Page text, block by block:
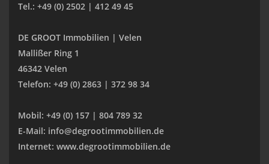
Tel.: +49 (0) 2502 | 412 49 45
DE GROOT Immobilien | Velen
Mallißer Ring 1
46342 Velen
Telefon: +49 (0) 2863 | 372 98 34
Mobil: +49 (0) 157 | 804 789 32
E-Mail: info@degrootimmobilien.de
Internet: www.degrootimmobilien.de